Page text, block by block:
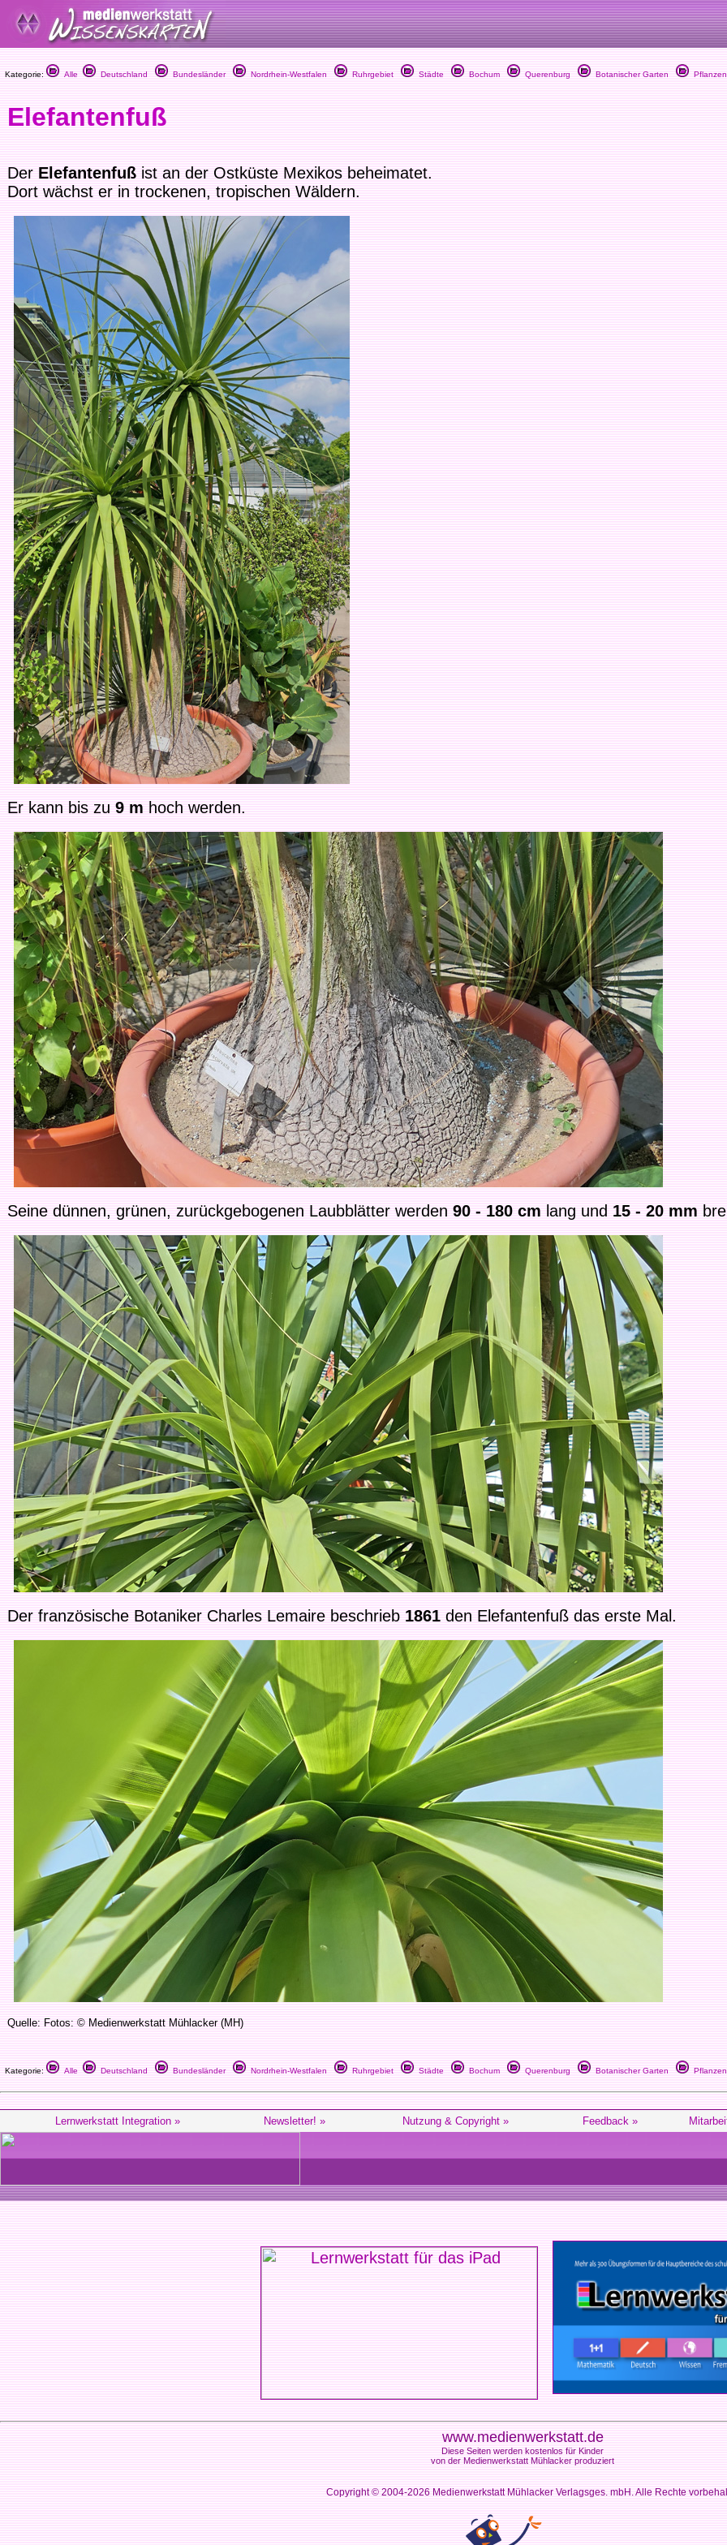
Kategorie: Alle Deutschland Bundesländer Nordrhein-Westfalen Ruhrgebiet Städte Bochum Querenburg Botanischer Garten Pflanzen
Elefantenfuß
DerElefantenfußist an der Ostküste Mexikos beheimatet.
Dort wächst er in trockenen, tropischen Wäldern.
Er kann bis zu9 mhoch werden.
Seine dünnen, grünen, zurückgebogenen Laubblätter werden90 - 180 cmlang und15 - 20 mm
Der französische Botaniker Charles Lemaire beschrieb1861den Elefantenfuß das erste Mal.
Quelle: Fotos: © Medienwerkstatt Mühlacker (MH)
Kategorie: Alle Deutschland Bundesländer Nordrhein-Westfalen Ruhrgebiet Städte Bochum Querenburg Botanischer Garten Pflanzen
Lernwerkstatt Integration » Newsletter! » Nutzung & Copyright » Feedback »
www.medienwerkstatt.de
Diese Seiten werden kostenlos für Kinder
von der Medienwerkstatt Mühlacker produziert
Copyright © 2004-2026Medienwerkstatt Mühlacker Verlagsges. mbH. Alle Rechte